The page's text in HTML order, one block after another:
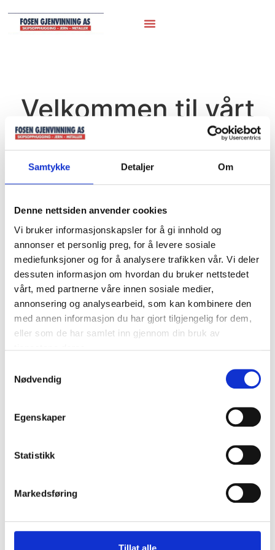
Samtykke Detaljer Om
Denne nettsiden anvender cookies
Vi bruker informasjonskapsler for å gi innhold og
annonser et personlig preg, for å levere sosiale
mediefunksjoner og for å analysere trafikken vår. Vi deler
dessuten informasjon om hvordan du bruker nettstedet
vårt, med partnerne våre innen sosiale medier,
annonsering og analysearbeid, som kan kombinere den
med annen informasjon du har gjort tilgjengelig for dem,
eller som de har samlet inn gjennom din bruk av
Nødvendig
Egenskaper
Statistikk
Markedsføring
Velkommen til vårt
varelager
Her finner du alt av tilgjengelig tilbehør og deler hos
Hjem/Marineutstyr/ Kvern
Kvern
Butcher Boy kvern og